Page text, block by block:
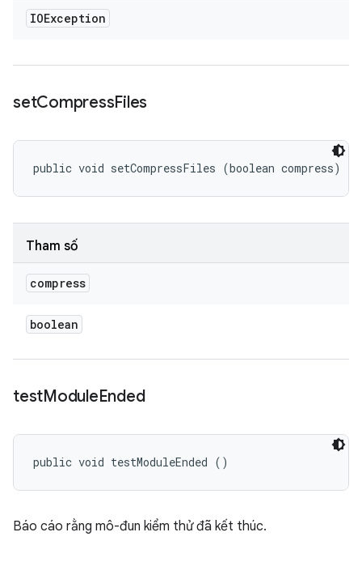
IOException
setCompressFiles
public void setCompressFiles (boolean compress)
Tham số
compress
boolean
testModuleEnded
public void testModuleEnded ()
Báo cáo rằng mô-đun kiểm thử đã kết thúc.